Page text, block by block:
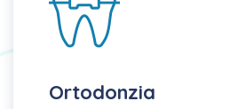
Ortodonzia